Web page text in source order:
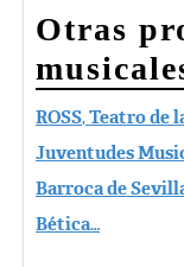
Otras
ROSS,Teatro de
Juventudes
Barroca de
Bética…